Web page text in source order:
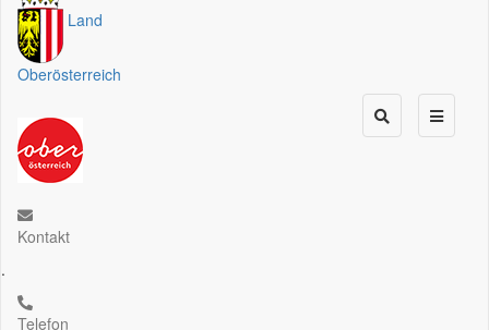
Land
Oberösterreich
Kontakt
.
Telefon